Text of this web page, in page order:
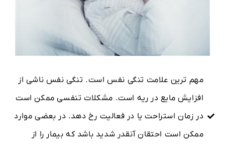
مهم ترین علامت تنگی نفس است. تنگی نفس ناشی از
افزایش مایع در ریه است. مشکلات تنفسی ممکن است
در زمان استراحت یا در فعالیت رخ دهد. در بعضی موارد
ممکن است احتقان آنقدر شدید باشد که بیمار را از